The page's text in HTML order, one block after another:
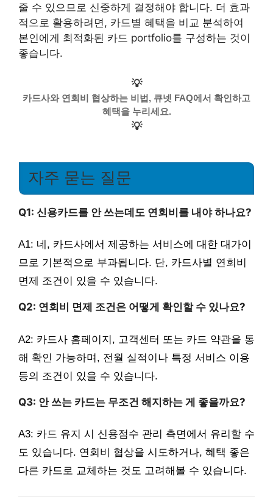
줄 수 있으므로 신중하게 결정해야 합니다. 더 효과
적으로 활용하려면, 카드별 혜택을 비교 분석하여
본인에게 최적화된 카드 portfolio를 구성하는 것이
좋습니다.
💡
카드사와 연회비 협상하는 비법, 큐넷 FAQ에서 확인하고
혜택을 누리세요.
💡
자주 묻는 질문
Q1: 신용카드를 안 쓰는데도 연회비를 내야 하나요?
A1: 네, 카드사에서 제공하는 서비스에 대한 대가이
므로 기본적으로 부과됩니다. 단, 카드사별 연회비
면제 조건이 있을 수 있습니다.
Q2: 연회비 면제 조건은 어떻게 확인할 수 있나요?
A2: 카드사 홈페이지, 고객센터 또는 카드 약관을 통
해 확인 가능하며, 전월 실적이나 특정 서비스 이용
등의 조건이 있을 수 있습니다.
Q3: 안 쓰는 카드는 무조건 해지하는 게 좋을까요?
A3: 카드 유지 시 신용점수 관리 측면에서 유리할 수
도 있습니다. 연회비 협상을 시도하거나, 혜택 좋은
다른 카드로 교체하는 것도 고려해볼 수 있습니다.